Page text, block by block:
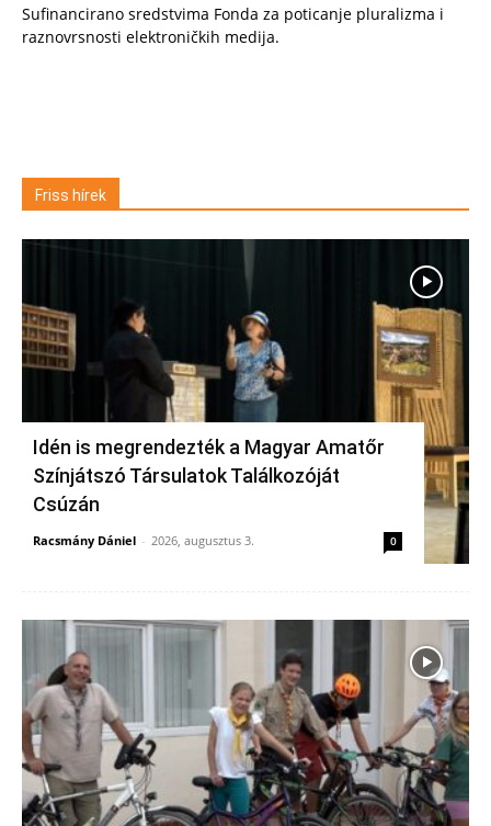
Sufinancirano sredstvima Fonda za poticanje pluralizma i
raznovrsnosti elektroničkih medija.
Friss hírek
Idén is megrendezték a Magyar Amatőr
Színjátszó Társulatok Találkozóját
Csúzán
Racsmány Dániel - 2026, augusztus 3. 0